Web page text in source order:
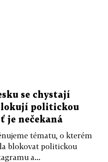
se chystají
politickou
je nečekaná
tématu, o kterém
blokovat politickou
a...